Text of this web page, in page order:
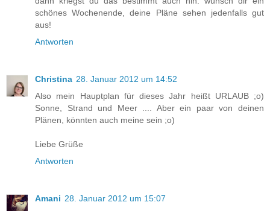
schönes Wochenende, deine Pläne sehen jedenfalls gut
aus!
Antworten
Christina 28. Januar 2012 um 14:52
Also mein Hauptplan für dieses Jahr heißt URLAUB ;o)
Sonne, Strand und Meer .... Aber ein paar von deinen
Plänen, könnten auch meine sein ;o)
Liebe Grüße
Antworten
Amani 28. Januar 2012 um 15:07